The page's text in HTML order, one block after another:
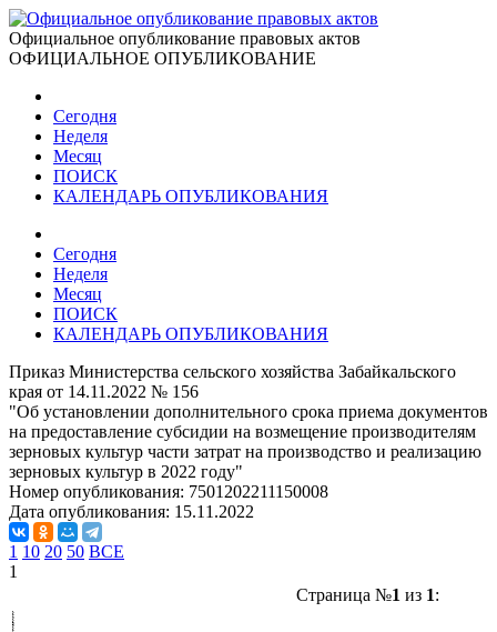
Официальное опубликование правовых актов
ОФИЦИАЛЬНОЕ ОПУБЛИКОВАНИЕ
Сегодня
Неделя
Месяц
ПОИСК
КАЛЕНДАРЬ ОПУБЛИКОВАНИЯ
Сегодня
Неделя
Месяц
ПОИСК
КАЛЕНДАРЬ ОПУБЛИКОВАНИЯ
Приказ Министерства сельского хозяйства Забайкальского
края от 14.11.2022 № 156
"Об установлении дополнительного срока приема документов
на предоставление субсидии на возмещение производителям
зерновых культур части затрат на производство и реализацию
зерновых культур в 2022 году"
Номер опубликования: 7501202211150008
Дата опубликования: 15.11.2022
1 10 20 50 ВСЕ
1
Страница №1 из 1: